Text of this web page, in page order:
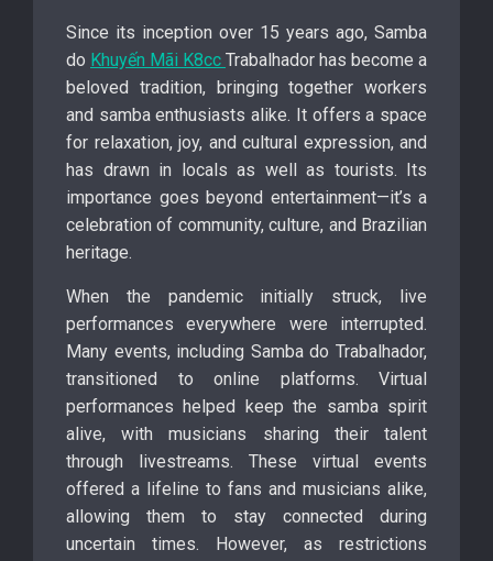
Since its inception over 15 years ago, Samba
do Khuyến Mãi K8cc Trabalhador has become a
beloved tradition, bringing together workers
and samba enthusiasts alike. It offers a space
for relaxation, joy, and cultural expression, and
has drawn in locals as well as tourists. Its
importance goes beyond entertainment—it’s a
celebration of community, culture, and Brazilian
heritage.
When the pandemic initially struck, live
performances everywhere were interrupted.
Many events, including Samba do Trabalhador,
transitioned to online platforms. Virtual
performances helped keep the samba spirit
alive, with musicians sharing their talent
through livestreams. These virtual events
offered a lifeline to fans and musicians alike,
allowing them to stay connected during
uncertain times. However, as restrictions